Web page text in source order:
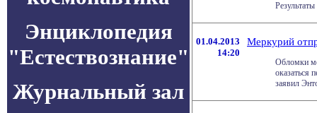
Энциклопедия
"Естествознание"
Журнальный зал
01.04.2013
14:20
Меркурий
Обломки
оказаться
заявил